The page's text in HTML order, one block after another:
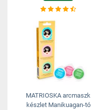
MATRIOSKA arcmaszk
készlet Manikuagan-tó